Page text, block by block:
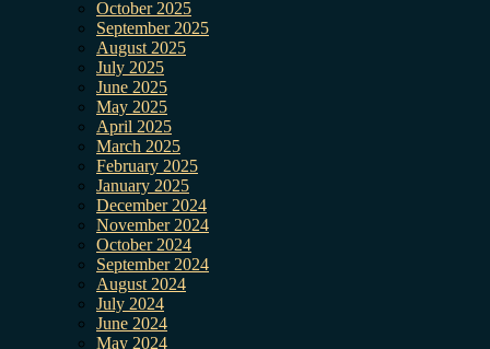
October 2025
September 2025
August 2025
July 2025
June 2025
May 2025
April 2025
March 2025
February 2025
January 2025
December 2024
November 2024
October 2024
September 2024
August 2024
July 2024
June 2024
May 2024